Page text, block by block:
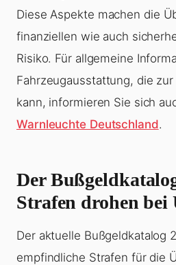
Diese Aspekte machen die
finanziellen wie auch
Risiko. Für allgemeine
Fahrzeugausstattung, die
kann, informieren Sie sich
Warnleuchte Deutschland.
Der
Strafen drohen bei
Der aktuelle Bußgeldkatalog
empfindliche Strafen für die